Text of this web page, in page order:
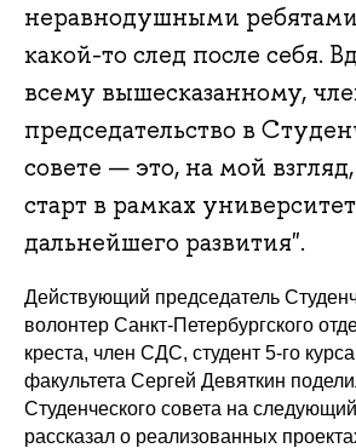
неравнодушными ребятами
какой-то след после себя.
всему вышесказанному,
председательство в
совете — это, на мой
старт в рамках
дальнейшего развития".
Действующий председатель
волонтер Санкт-Петербургского
креста, член СДС, студент 5-го
факультета Сергей Девяткин
Студенческого совета на
рассказал о реализованных